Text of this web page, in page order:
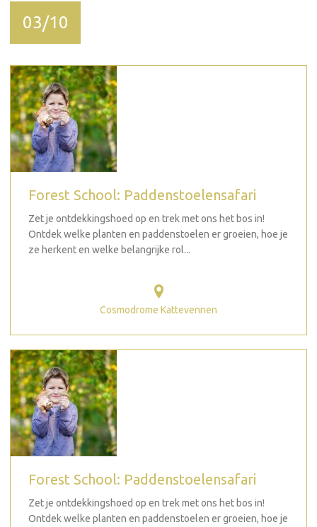
03/10
Forest School: Paddenstoelensafari
Zet je ontdekkingshoed op en trek met ons het bos in!
Ontdek welke planten en paddenstoelen er groeien, hoe je
ze herkent en welke belangrijke rol...
Cosmodrome Kattevennen
Forest School: Paddenstoelensafari
Zet je ontdekkingshoed op en trek met ons het bos in!
Ontdek welke planten en paddenstoelen er groeien, hoe je